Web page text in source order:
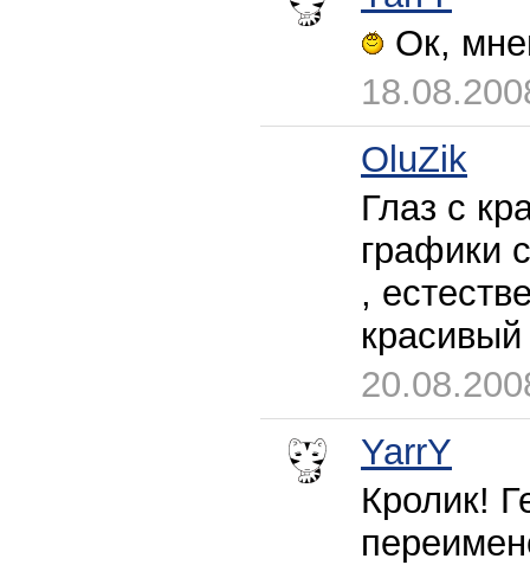
Ок,
OluZik
Глаз с
графики
,
YarrY
Кролик!